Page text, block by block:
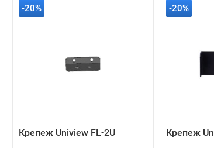
-20%
Крепеж Uniview FL-2U
-20%
Крепеж